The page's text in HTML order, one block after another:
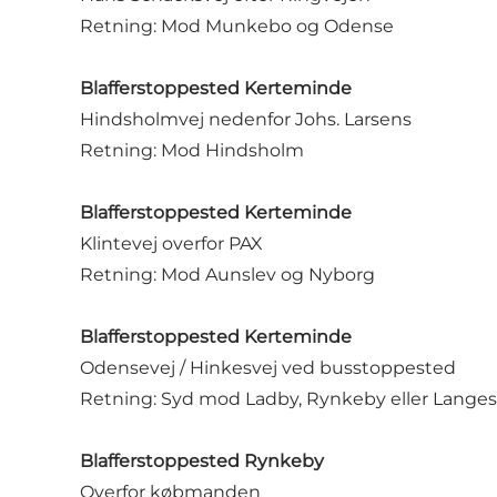
Retning: Mod Munkebo og Odense
Blafferstoppested Kerteminde
Hindsholmvej nedenfor Johs. Larsens
Retning: Mod Hindsholm
Blafferstoppested Kerteminde
Klintevej overfor PAX
Retning: Mod Aunslev og Nyborg
Blafferstoppested Kerteminde
Odensevej / Hinkesvej ved busstoppested
Retning: Syd mod Ladby, Rynkeby eller
Blafferstoppested Rynkeby
Overfor købmanden